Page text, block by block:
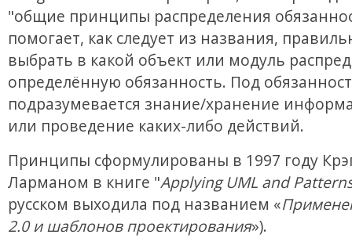
"общие принципы распределения
помогает, как следует из названия,
выбрать в какой объект или модуль
определённую обязанность. Под
подразумевается знание/хранение
или проведение каких-либо действий.
Принципы сформулированы в 1997 году
Ларманом в книге "Applying UML and
русском выходила под названием «
2.0 и шаблонов проектирования»).